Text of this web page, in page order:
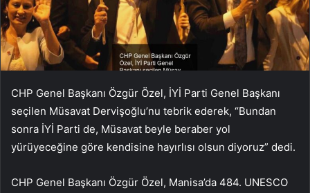
CHP Genel Başkanı Özgür Özel, İYİ Parti Genel Başkanı
seçilen Müsavat Dervişoğlu’nu tebrik ederek, “Bundan
sonra İYİ Parti de, Müsavat beyle beraber yol
yürüyeceğine göre kendisine hayırlısı olsun diyoruz” dedi.
CHP Genel Başkanı Özgür Özel, Manisa’da 484. UNESCO